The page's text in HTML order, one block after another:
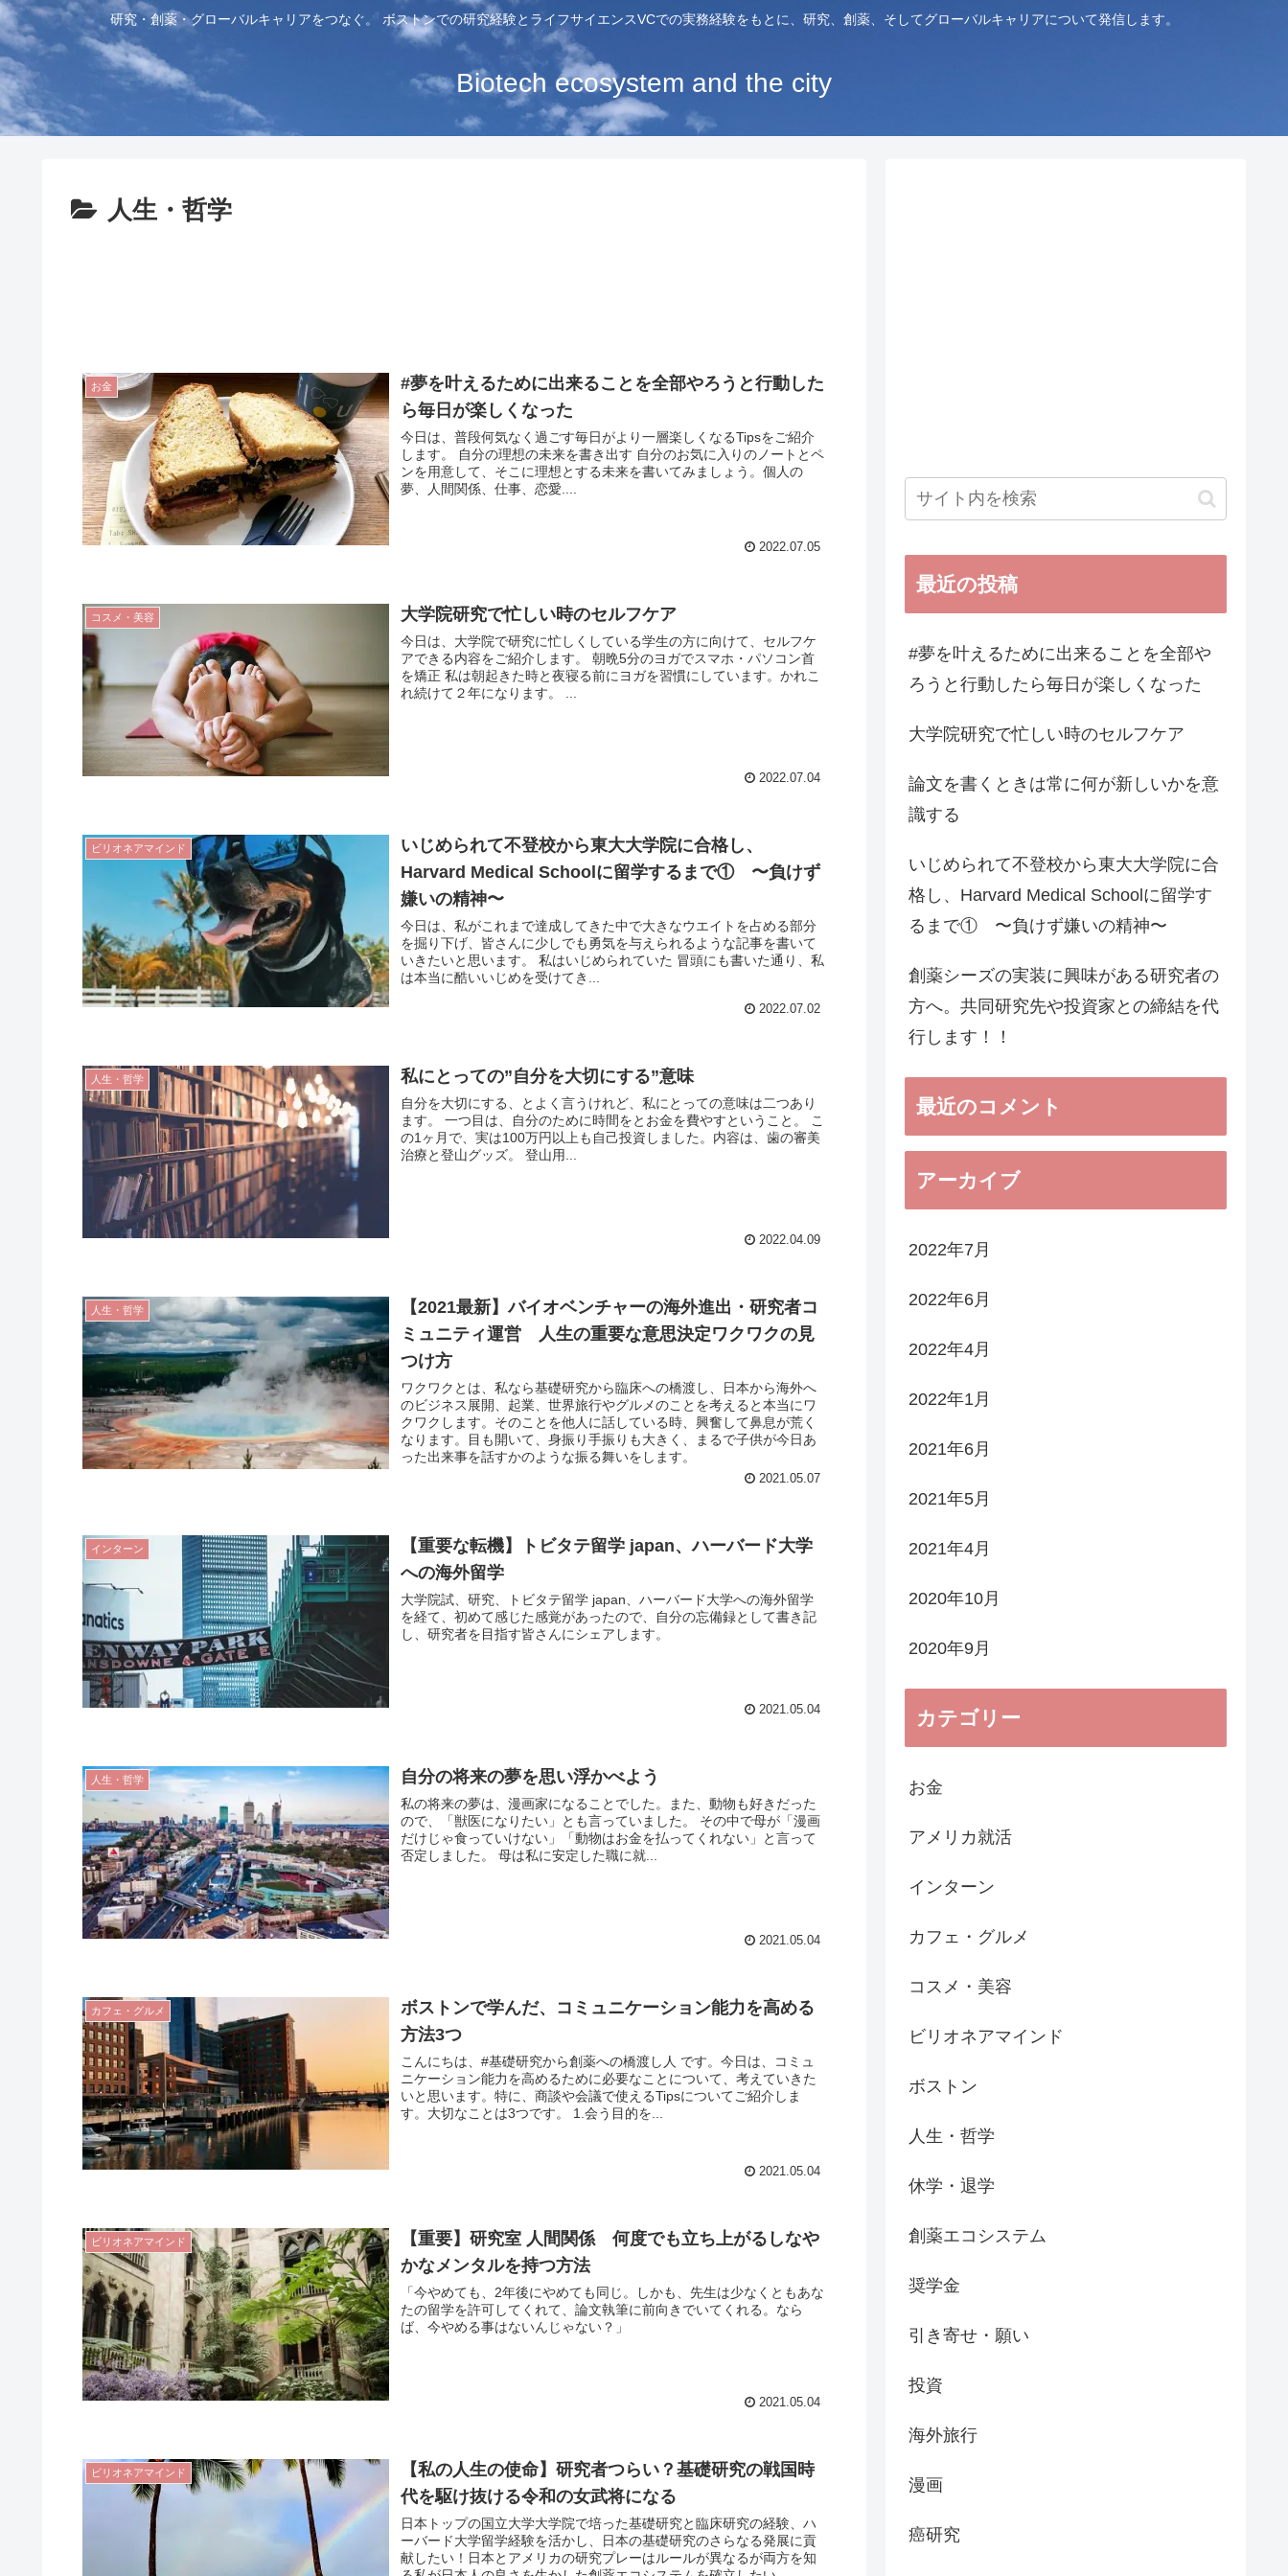
研究・創薬・グローバルキャリアをつなぐ。 ボストンでの研究経験とライフサイエンスVCでの実務経験をもとに、研究、創薬、そしてグローバルキャリアについて発信します。
Biotech ecosystem and the city
人生・哲学
お金
#夢を叶えるために出来ることを全部やろうと行動した
ら毎日が楽しくなった
今日は、普段何気なく過ごす毎日がより一層楽しくなるTipsをご紹介
します。 自分の理想の未来を書き出す 自分のお気に入りのノートとペ
ンを用意して、そこに理想とする未来を書いてみましょう。個人の
夢、人間関係、仕事、恋愛....
2022.07.05
コスメ・美容 大学院研究で忙しい時のセルフケア
今日は、大学院で研究に忙しくしている学生の方に向けて、セルフケ
アできる内容をご紹介します。 朝晩5分のヨガでスマホ・パソコン首
を矯正 私は朝起きた時と夜寝る前にヨガを習慣にしています。かれこ
れ続けて２年になります。 ...
2022.07.04
ビリオネアマインド
いじめられて不登校から東大大学院に合格し、
Harvard Medical Schoolに留学するまで① 〜負けず
嫌いの精神〜
今日は、私がこれまで達成してきた中で大きなウエイトを占める部分
を掘り下げ、皆さんに少しでも勇気を与えられるような記事を書いて
いきたいと思います。 私はいじめられていた 冒頭にも書いた通り、私
は本当に酷いいじめを受けてき...
2022.07.02
人生・哲学 私にとっての”自分を大切にする”意味
自分を大切にする、とよく言うけれど、私にとっての意味は二つあり
ます。 一つ目は、自分のために時間をとお金を費やすということ。 こ
の1ヶ月で、実は100万円以上も自己投資しました。内容は、歯の審美
治療と登山グッズ。 登山用...
2022.04.09
人生・哲学
【2021最新】バイオベンチャーの海外進出・研究者コ
ミュニティ運営 人生の重要な意思決定ワクワクの見
つけ方
ワクワクとは、私なら基礎研究から臨床への橋渡し、日本から海外へ
のビジネス展開、起業、世界旅行やグルメのことを考えると本当にワ
クワクします。そのことを他人に話している時、興奮して鼻息が荒く
なります。目も開いて、身振り手振りも大きく、まるで子供が今日あ
った出来事を話すかのような振る舞いをします。
2021.05.07
インターン
【重要な転機】トビタテ留学 japan、ハーバード大学
への海外留学
大学院試、研究、トビタテ留学 japan、ハーバード大学への海外留学
を経て、初めて感じた感覚があったので、自分の忘備録として書き記
し、研究者を目指す皆さんにシェアします。
2021.05.04
人生・哲学 自分の将来の夢を思い浮かべよう
私の将来の夢は、漫画家になることでした。また、動物も好きだった
ので、「獣医になりたい」とも言っていました。 その中で母が「漫画
だけじゃ食っていけない」「動物はお金を払ってくれない」と言って
否定しました。 母は私に安定した職に就...
2021.05.04
カフェ・グルメ
ボストンで学んだ、コミュニケーション能力を高める
方法3つ
こんにちは、#基礎研究から創薬への橋渡し人 です。今日は、コミュ
ニケーション能力を高めるために必要なことについて、考えていきた
いと思います。特に、商談や会議で使えるTipsについてご紹介しま
す。大切なことは3つです。 1.会う目的を...
2021.05.04
ビリオネアマインド
【重要】研究室 人間関係 何度でも立ち上がるしなや
かなメンタルを持つ方法
「今やめても、2年後にやめても同じ。しかも、先生は少なくともあな
たの留学を許可してくれて、論文執筆に前向きでいてくれる。なら
ば、今やめる事はないんじゃない？」
2021.05.04
ビリオネアマインド
【私の人生の使命】研究者つらい？基礎研究の戦国時
代を駆け抜ける令和の女武将になる
日本トップの国立大学大学院で培った基礎研究と臨床研究の経験、ハ
ーバード大学留学経験を活かし、日本の基礎研究のさらなる発展に貢
献したい！日本とアメリカの研究プレーはルールが異なるが両方を知
最近の投稿
#夢を叶えるために出来ることを全部や
ろうと行動したら毎日が楽しくなった
大学院研究で忙しい時のセルフケア
論文を書くときは常に何が新しいかを意
識する
いじめられて不登校から東大大学院に合
格し、Harvard Medical Schoolに留学す
るまで① 〜負けず嫌いの精神〜
創薬シーズの実装に興味がある研究者の
方へ。共同研究先や投資家との締結を代
行します！！
最近のコメント
アーカイブ
2022年7月
2022年6月
2022年4月
2022年1月
2021年6月
2021年5月
2021年4月
2020年10月
2020年9月
カテゴリー
お金
アメリカ就活
インターン
カフェ・グルメ
コスメ・美容
ビリオネアマインド
ボストン
人生・哲学
休学・退学
創薬エコシステム
奨学金
引き寄せ・願い
投資
海外旅行
漫画
癌研究